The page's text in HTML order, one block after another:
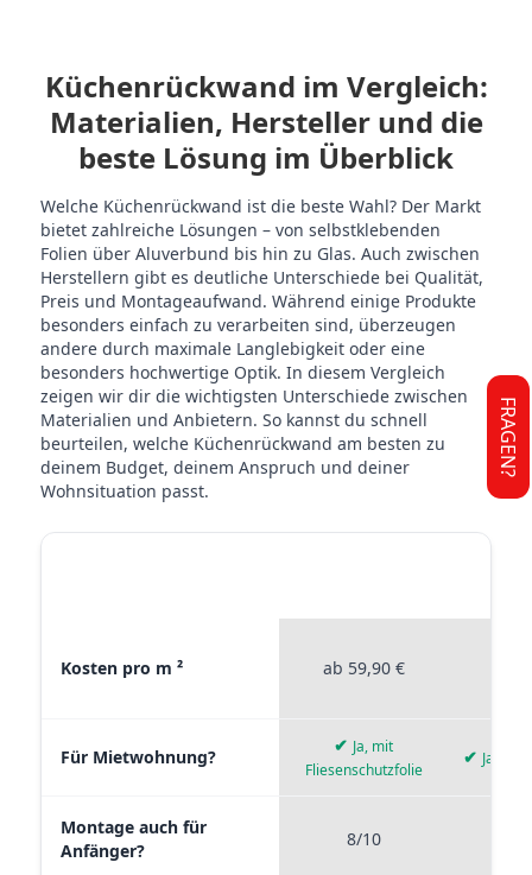
Küchenrückwand im Vergleich:
Materialien, Hersteller und die
beste Lösung im Überblick
Welche Küchenrückwand ist die beste Wahl? Der Markt
bietet zahlreiche Lösungen – von selbstklebenden
Folien über Aluverbund bis hin zu Glas. Auch zwischen
Herstellern gibt es deutliche Unterschiede bei Qualität,
Preis und Montageaufwand. Während einige Produkte
besonders einfach zu verarbeiten sind, überzeugen
andere durch maximale Langlebigkeit oder eine
besonders hochwertige Optik. In diesem Vergleich
zeigen wir dir die wichtigsten Unterschiede zwischen
Materialien und Anbietern. So kannst du schnell
beurteilen, welche Küchenrückwand am besten zu
deinem Budget, deinem Anspruch und deiner
Wohnsituation passt.
Kosten pro m ² ab 59,90 €
Für Mietwohnung?
✔ Ja, mit
Fliesenschutzfolie
✔ Ja,
Montage auch für
Anfänger?
8/10
FRAGEN?